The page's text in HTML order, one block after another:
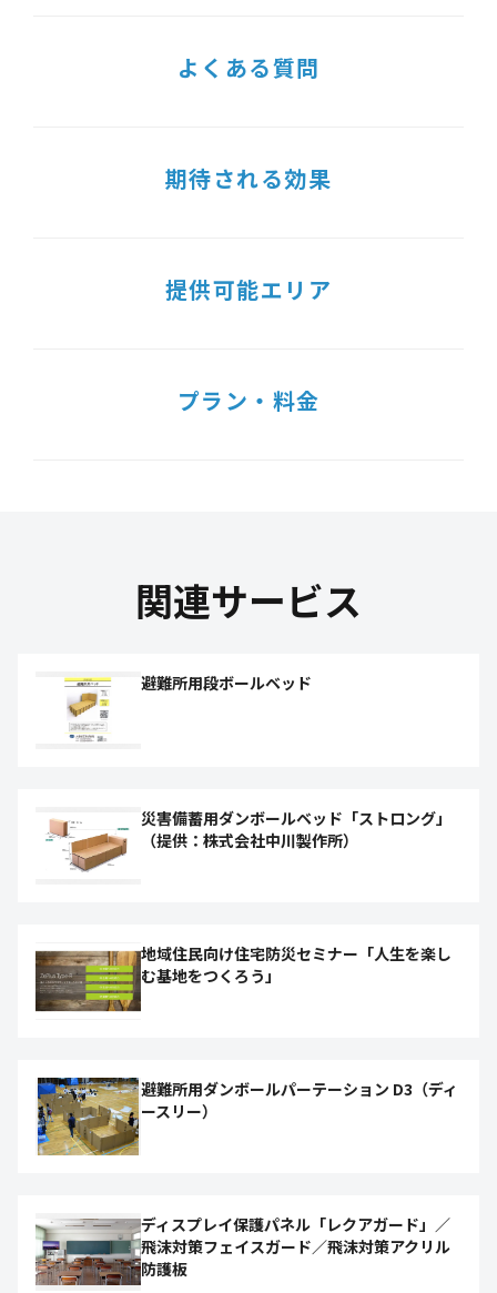
よくある質問
期待される効果
提供可能エリア
プラン・料金
関連サービス
避難所用段ボールベッド
災害備蓄用ダンボールベッド「ストロング」
（提供：株式会社中川製作所）
地域住民向け住宅防災セミナー「人生を楽し
む基地をつくろう」
避難所用ダンボールパーテーション D3（ディ
ースリー）
ディスプレイ保護パネル「レクアガード」／
飛沫対策フェイスガード／飛沫対策アクリル
防護板